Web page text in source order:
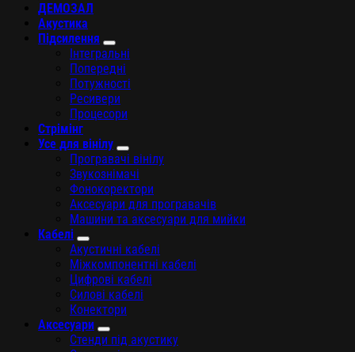
ДЕМОЗАЛ
Акустика
Підсилення
Інтегральні
Попередні
Потужності
Ресивери
Процесори
Стрімінг
Усе для вінілу
Програвачі вінілу
Звукознімачі
Фонокоректори
Аксесуари для програвачів
Машини та аксесуари для мийки
Кабелі
Акустичні кабелі
Міжкомпонентні кабелі
Цифрові кабелі
Силові кабелі
Конектори
Аксесуари
Стенди під акустику